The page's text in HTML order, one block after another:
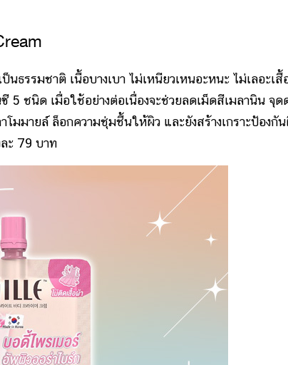
รมชาติ เนื้อบางเบา ไม่เหนียวเหนอะหนะ ไม่เลอะเสื้
5 ชนิด เมื่อใช้อย่างต่อเนื่องจะช่วยลดเม็ดสีเมลานิน จุด
มมายล์ ล็อกความชุ่มชื้นให้ผิว และยังสร้างเกราะป้องกั
ะ 79 บาท